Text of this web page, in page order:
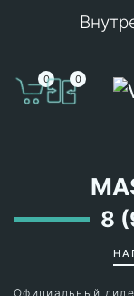
0 0
8
Официальный